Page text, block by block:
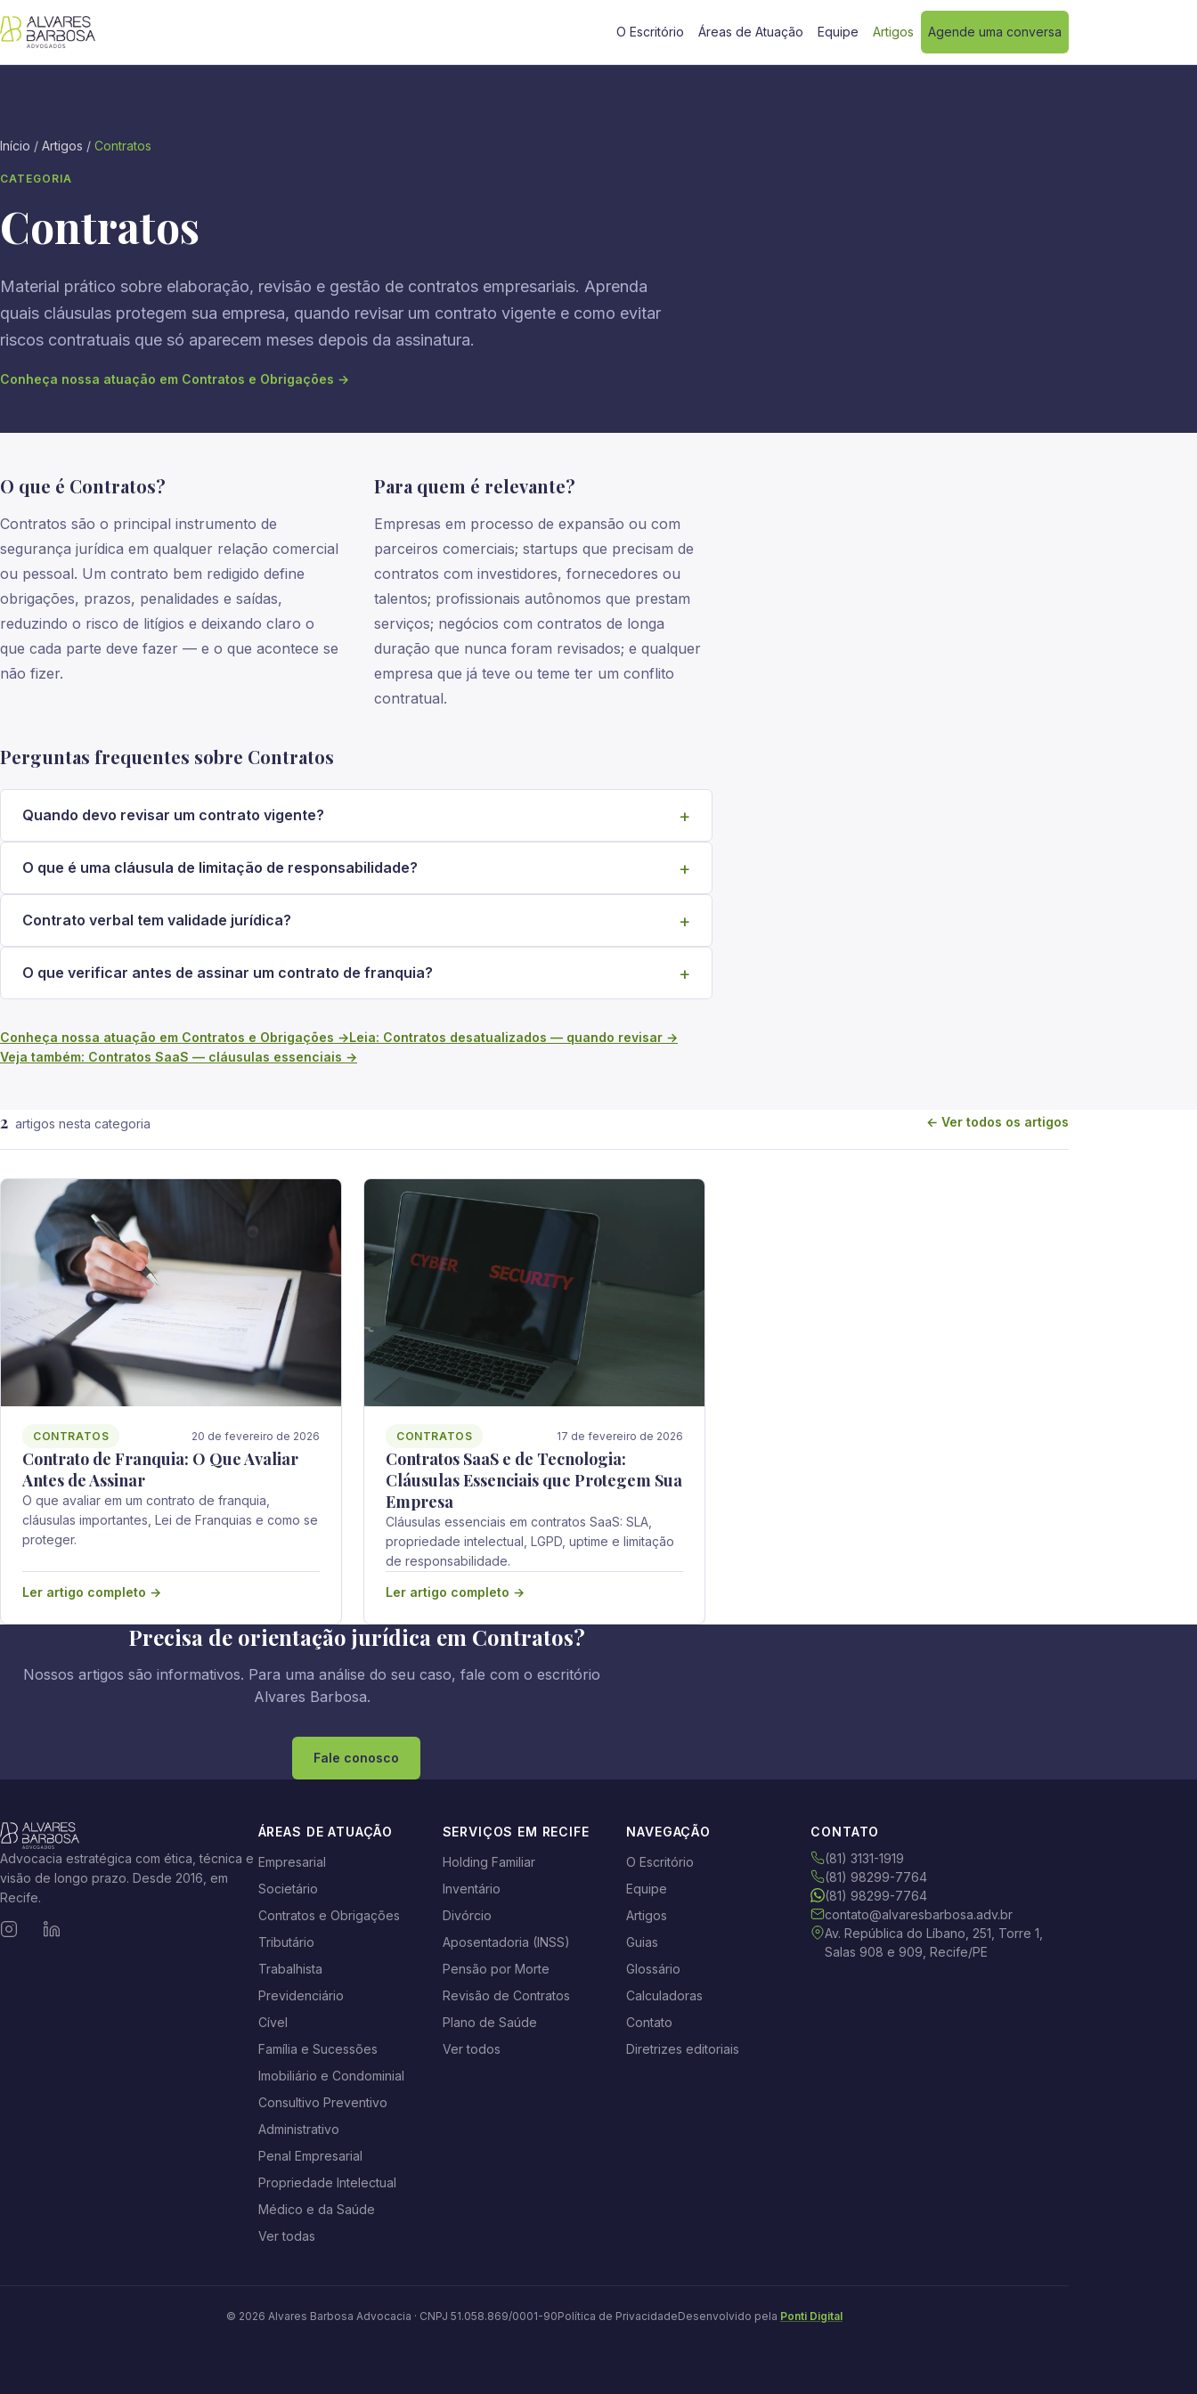
O Escritório Áreas de Atuação Equipe Artigos Agende uma conversa
Início / Artigos / Contratos
CATEGORIA
Contratos
Material prático sobre elaboração, revisão e gestão de contratos empresariais. Aprenda
quais cláusulas protegem sua empresa, quando revisar um contrato vigente e como evitar
riscos contratuais que só aparecem meses depois da assinatura.
Conheça nossa atuação em Contratos e Obrigações →
O que é Contratos?
Contratos são o principal instrumento de
segurança jurídica em qualquer relação comercial
ou pessoal. Um contrato bem redigido define
obrigações, prazos, penalidades e saídas,
reduzindo o risco de litígios e deixando claro o
que cada parte deve fazer — e o que acontece se
não fizer.
Para quem é relevante?
Empresas em processo de expansão ou com
parceiros comerciais; startups que precisam de
contratos com investidores, fornecedores ou
talentos; profissionais autônomos que prestam
serviços; negócios com contratos de longa
duração que nunca foram revisados; e qualquer
empresa que já teve ou teme ter um conflito
contratual.
Perguntas frequentes sobre Contratos
Quando devo revisar um contrato vigente?
O que é uma cláusula de limitação de responsabilidade?
Contrato verbal tem validade jurídica?
O que verificar antes de assinar um contrato de franquia?
Conheça nossa atuação em Contratos e Obrigações →Leia: Contratos desatualizados — quando revisar →
Veja também: Contratos SaaS — cláusulas essenciais →
2 artigos nesta categoria ← Ver todos os artigos
CONTRATOS 20 de fevereiro de 2026
Contrato de Franquia: O Que Avaliar
Antes de Assinar
O que avaliar em um contrato de franquia,
cláusulas importantes, Lei de Franquias e como se
proteger.
Ler artigo completo →
CONTRATOS 17 de fevereiro de 2026
Contratos SaaS e de Tecnologia:
Cláusulas Essenciais que Protegem Sua
Empresa
Cláusulas essenciais em contratos SaaS: SLA,
propriedade intelectual, LGPD, uptime e limitação
de responsabilidade.
Ler artigo completo →
Precisa de orientação jurídica em Contratos?
Nossos artigos são informativos. Para uma análise do seu caso, fale com o escritório
Alvares Barbosa.
Fale conosco
Advocacia estratégica com ética, técnica e
visão de longo prazo. Desde 2016, em
Recife.
ÁREAS DE ATUAÇÃO
Empresarial
Societário
Contratos e Obrigações
Tributário
Trabalhista
Previdenciário
Cível
Família e Sucessões
Imobiliário e Condominial
Consultivo Preventivo
Administrativo
Penal Empresarial
Propriedade Intelectual
Médico e da Saúde
Ver todas
SERVIÇOS EM RECIFE
Holding Familiar
Inventário
Divórcio
Aposentadoria (INSS)
Pensão por Morte
Revisão de Contratos
Plano de Saúde
Ver todos
NAVEGAÇÃO
O Escritório
Equipe
Artigos
Guias
Glossário
Calculadoras
Contato
Diretrizes editoriais
CONTATO
(81) 3131-1919
(81) 98299-7764
(81) 98299-7764
contato@alvaresbarbosa.adv.br
Av. República do Líbano, 251, Torre 1,
Salas 908 e 909, Recife/PE
© 2026 Alvares Barbosa Advocacia · CNPJ 51.058.869/0001-90Política de PrivacidadeDesenvolvido pela Ponti Digital